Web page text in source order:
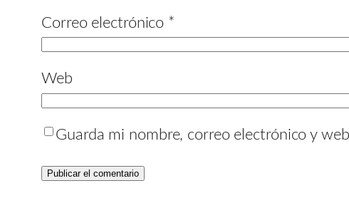
Correo electrónico *
Web
Guarda mi nombre, correo electrónico y